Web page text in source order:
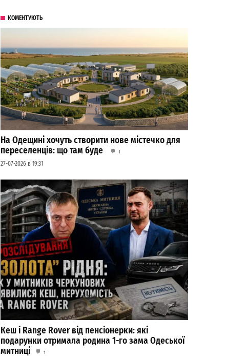
КОМЕНТУЮТЬ
На Одещині хочуть створити нове містечко для
переселенців: що там буде
1
27-07-2026 в 19:31
Кеш і Range Rover від пенсіонерки: які
подарунки отримала родина 1-го зама Одеської
митниці
1